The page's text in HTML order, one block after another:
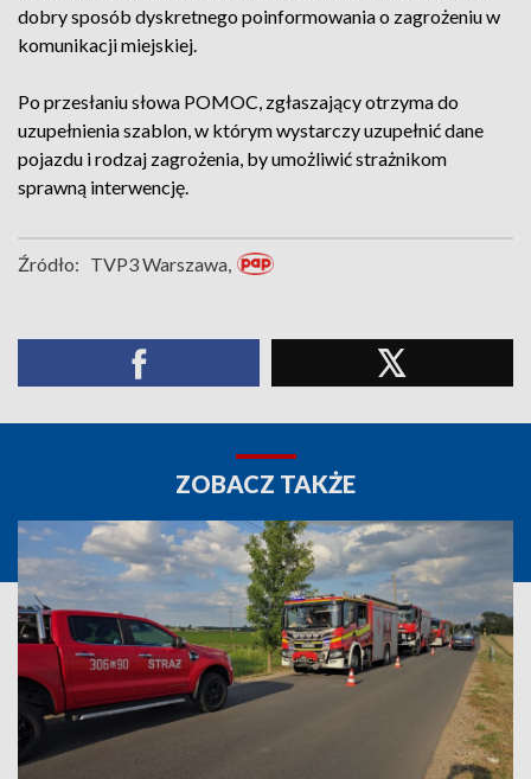
dobry sposób dyskretnego poinformowania o zagrożeniu w
komunikacji miejskiej.
Po przesłaniu słowa POMOC, zgłaszający otrzyma do
uzupełnienia szablon, w którym wystarczy uzupełnić dane
pojazdu i rodzaj zagrożenia, by umożliwić strażnikom
sprawną interwencję.
Źródło: TVP3 Warszawa,
ZOBACZ TAKŻE